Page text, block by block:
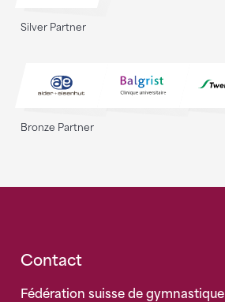
Silver Partner
Bronze Partner
Fusszeile
Contact
Fédération suisse de gymnastique